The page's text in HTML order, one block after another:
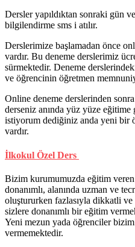
Dersler yapıldıktan sonraki gün
bilgilendirme sms i atılır.
Derslerimize başlamadan önce
vardır. Bu deneme derslerimiz
sürmektedir. Deneme
ve öğrencinin öğretmen
Online deneme derslerinden
derseniz anında yüz yüze
istiyorum dediğiniz anda yeni bir
vardır.
İlkokul Özel Ders
Bizim kurumumuzda eğitim
donanımlı, alanında uzman ve
oluştururken fazlasıyla dikkatli
sizlere donanımlı bir eğitim
Yeni mezun yada öğrenciler
vermemektedir.